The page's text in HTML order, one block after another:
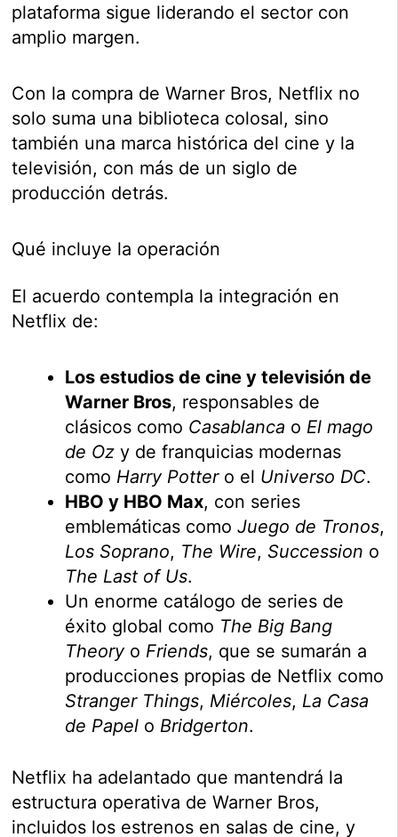
plataforma sigue liderando el sector con
amplio margen.
Con la compra de Warner Bros, Netflix no
solo suma una biblioteca colosal, sino
también una marca histórica del cine y la
televisión, con más de un siglo de
producción detrás.
Qué incluye la operación
El acuerdo contempla la integración en
Netflix de:
Los estudios de cine y televisión de
Warner Bros, responsables de
clásicos como Casablanca o El mago
de Oz y de franquicias modernas
como Harry Pottero el Universo DC.
HBO y HBO Max, con series
emblemáticas comoJuego de Tronos,
Los Soprano, The Wire, Succession o
The Last of Us.
Un enorme catálogo de series de
éxito global como The Big Bang
Theoryo Friends, que se sumarán a
producciones propias de Netflix como
Stranger Things, Miércoles, La Casa
de Papel o Bridgerton.
Netflix ha adelantado que mantendrá la
estructura operativa de Warner Bros,
incluidos los estrenos en salas de cine, y